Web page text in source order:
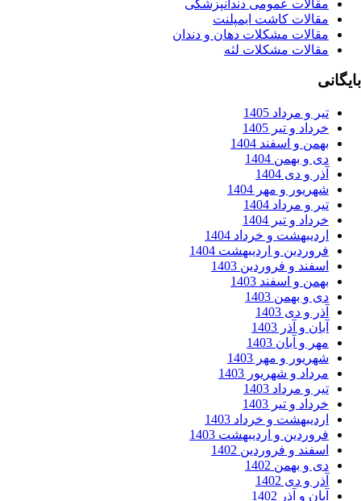
عمومی دندانپزشکی
کاشت ایمپلنت
مشکلات دهان و دندان
مشکلات لثه
و مرداد 1405
و تیر 1405
و اسفند 1404
و بهمن 1404
و دی 1404
و مهر 1404
و مرداد 1404
و تیر 1404
و خرداد 1404
و اردیبهشت 1404
و فروردین 1403
و اسفند 1403
و بهمن 1403
و دی 1403
و آذر 1403
و آبان 1403
و مهر 1403
و شهریور 1403
و مرداد 1403
و تیر 1403
و خرداد 1403
و اردیبهشت 1403
و فروردین 1402
و بهمن 1402
و دی 1402
و آذر 1402